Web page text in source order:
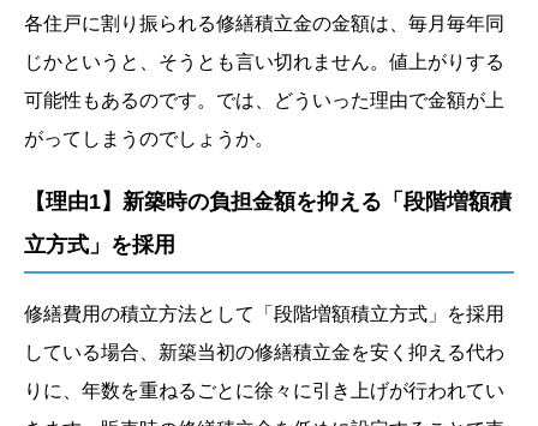
各住戸に割り振られる修繕積立金の金額は、毎月毎年同
じかというと、そうとも言い切れません。値上がりする
可能性もあるのです。では、どういった理由で金額が上
がってしまうのでしょうか。
【理由1】新築時の負担金額を抑える「段階増額積
立方式」を採用
修繕費用の積立方法として「段階増額積立方式」を採用
している場合、新築当初の修繕積立金を安く抑える代わ
りに、年数を重ねるごとに徐々に引き上げが行われてい